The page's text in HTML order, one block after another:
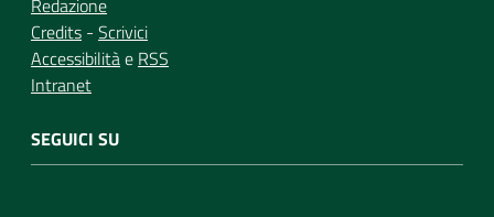
Redazione
Credits - Scrivici
Accessibilitàe RSS
Intranet
SEGUICI SU